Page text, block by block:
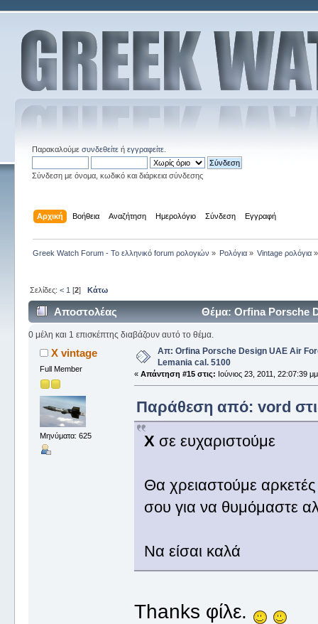
Παρακαλούμε συνδεθείτεή εγγραφείτε.
Σύνδεση με όνομα, κωδικό και διάρκεια σύνδεσης
Αρχική Βοήθεια Αναζήτηση Ημερολόγιο Σύνδεση Εγγραφή
Greek Watch Forum - Το ελληνικό forum ρολογιών » Ρολόγια » Vintage ρολόγια »
Σελίδες: < 1 [2] Κάτω
Αποστολέας
Θέμα: Orfina Porsche
φορές)
0 μέλη και 1 επισκέπτης διαβάζουν αυτό το θέμα.
X vintage
Full Member
Μηνύματα: 625
Απ: Orfina Porsche Design UAE Air
Lemania cal. 5100
«Απάντηση #15 στις: Ιούνιος 23, 2011, 22:07:39
Παράθεση από: vord
X σε ευχαριστούμε
Θα χρειαστούμε
σου για να θυμόμαστε
Να είσαι καλά
Thanks φίλε.